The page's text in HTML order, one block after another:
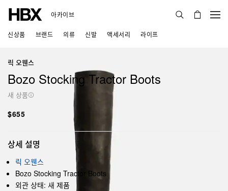
아카이브
신상품 브랜드 의류 신발 액세서리 라이프
릭 오웬스
Bozo Stocking Tractor Boots
새 상품
$655
상세 설명
릭 오웬스
Bozo Stocking Tractor Boots
외관 상태: 새 제품